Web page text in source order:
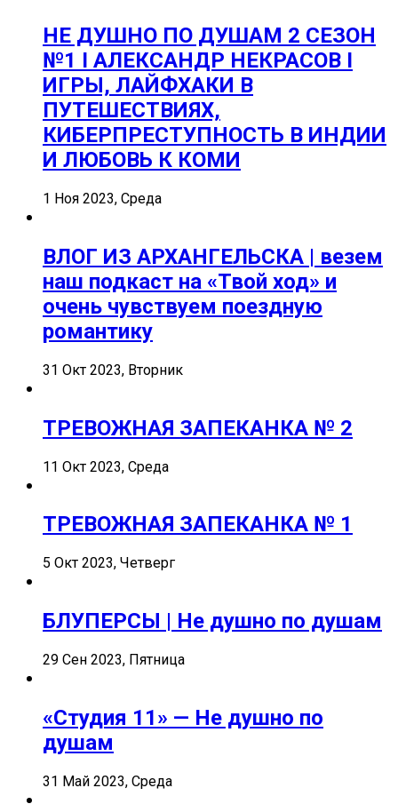
НЕ ДУШНО ПО ДУШАМ 2 СЕЗОН
№1 I АЛЕКСАНДР НЕКРАСОВ I
ИГРЫ, ЛАЙФХАКИ В
ПУТЕШЕСТВИЯХ,
КИБЕРПРЕСТУПНОСТЬ В ИНДИИ
И ЛЮБОВЬ К КОМИ
1 Ноя 2023, Среда
ВЛОГ ИЗ АРХАНГЕЛЬСКА | везем
наш подкаст на «Твой ход» и
очень чувствуем поездную
романтику
31 Окт 2023, Вторник
ТРЕВОЖНАЯ ЗАПЕКАНКА № 2
11 Окт 2023, Среда
ТРЕВОЖНАЯ ЗАПЕКАНКА № 1
5 Окт 2023, Четверг
БЛУПЕРСЫ | Не душно по душам
29 Сен 2023, Пятница
«Студия 11» — Не душно по
душам
31 Май 2023, Среда